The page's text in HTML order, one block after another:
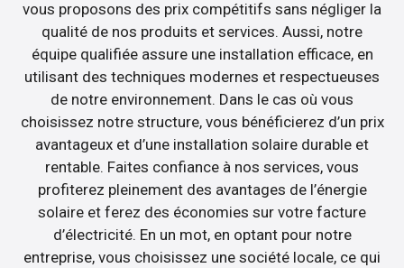
vous proposons des prix compétitifs sans négliger la
qualité de nos produits et services. Aussi, notre
équipe qualifiée assure une installation efficace, en
utilisant des techniques modernes et respectueuses
de notre environnement. Dans le cas où vous
choisissez notre structure, vous bénéficierez d’un prix
avantageux et d’une installation solaire durable et
rentable. Faites confiance à nos services, vous
profiterez pleinement des avantages de l’énergie
solaire et ferez des économies sur votre facture
d’électricité. En un mot, en optant pour notre
entreprise, vous choisissez une société locale, ce qui